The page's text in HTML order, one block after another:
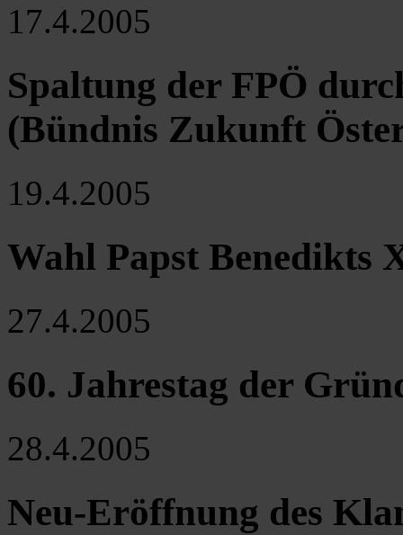
17.4.2005
Spaltung der FPÖ
(Bündnis Zukunft
19.4.2005
Wahl Papst Benedikts
27.4.2005
60. Jahrestag der
28.4.2005
Neu-Eröffnung des